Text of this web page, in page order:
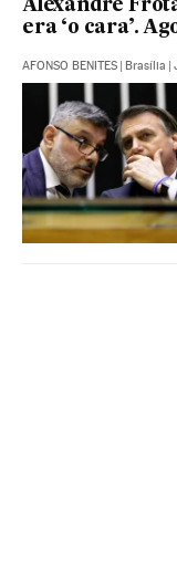
Alexandre
era ‘o cara’.
AFONSO BENITES Brasília